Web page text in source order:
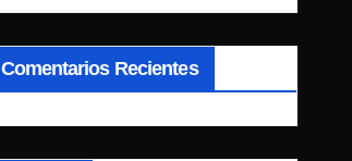
Comentarios Recientes